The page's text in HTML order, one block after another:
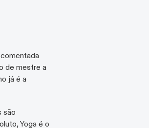
de mestre a
já é a
são
Yoga é o